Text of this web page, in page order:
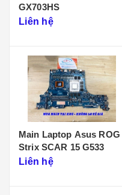
GX703HS
Liên hệ
Main Laptop Asus ROG
Strix SCAR 15 G533
Liên hệ